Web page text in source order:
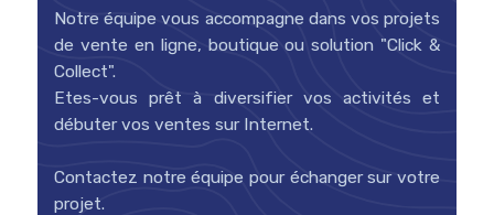
Notre équipe vous accompagne dans vos projets
de vente en ligne, boutique ou solution "Click &
Collect".
Etes-vous prêt à diversifier vos activités et
débuter vos ventes sur Internet.
Contactez notre équipe pour échanger sur votre
projet.